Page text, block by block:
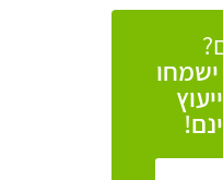
ישמחו
ייעוץ